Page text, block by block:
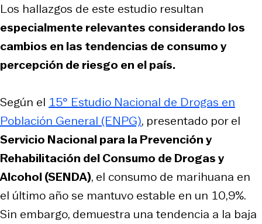
Los hallazgos de este estudio resultan
especialmente relevantes considerando los
cambios en las tendencias de consumo y
percepción de riesgo en el país.
Según el 15° Estudio Nacional de Drogas en
Población General (ENPG), presentado por el
Servicio Nacional para la Prevención y
Rehabilitación del Consumo de Drogas y
Alcohol (SENDA), el consumo de marihuana en
el último año se mantuvo estable en un 10,9%.
Sin embargo, demuestra una tendencia a la baja